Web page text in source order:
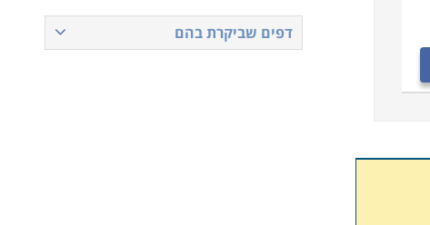
דפים שביקרת בהם